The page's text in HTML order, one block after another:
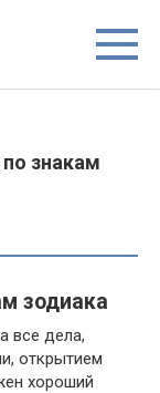
знакам
зодиака
все дела,
открытием
хороший